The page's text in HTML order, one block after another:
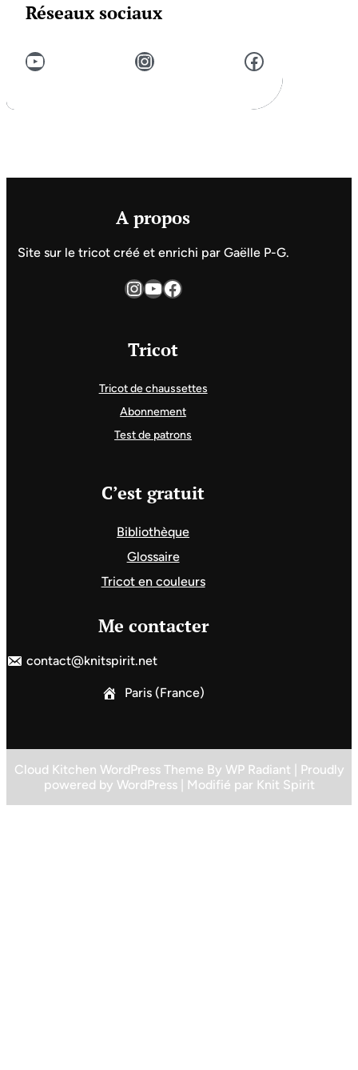
Réseaux sociaux
YouTube Instagram Facebook
A propos
Site sur le tricot créé et enrichi par Gaëlle P-G.
InstagramYouTube Facebook
Tricot
Tricot de chaussettes
Abonnement
Test de patrons
C’est gratuit
Bibliothèque
Glossaire
Tricot en couleurs
Me contacter
contact@knitspirit.net
Paris (France)
Cloud Kitchen WordPress Theme By WP Radiant | Proudly
powered by WordPress| Modifié par Knit Spirit